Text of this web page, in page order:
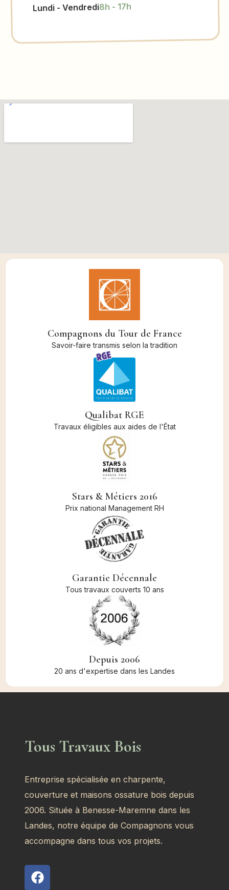
Lundi - Vendredi8h - 17h
Compagnons du Tour de France
Savoir-faire transmis selon la tradition
Qualibat RGE
Travaux éligibles aux aides de l'État
Stars & Métiers 2016
Prix national Management RH
Garantie Décennale
Tous travaux couverts 10 ans
Depuis 2006
20 ans d'expertise dans les Landes
Tous Travaux Bois
Entreprise spécialisée en charpente,
couverture et maisons ossature bois depuis
2006. Située à Benesse-Maremne dans les
Landes, notre équipe de Compagnons vous
accompagne dans tous vos projets.